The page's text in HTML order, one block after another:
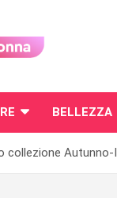
BELLEZZA
collezione Autunno-